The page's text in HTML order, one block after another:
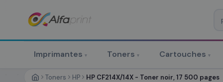
Imprimantes ▾ Toners ▾ Cartouches ▾
Toners HP HP CF214X/14X - Toner noir, 17 500 pages
Prévoyez & économisez
personnalisé